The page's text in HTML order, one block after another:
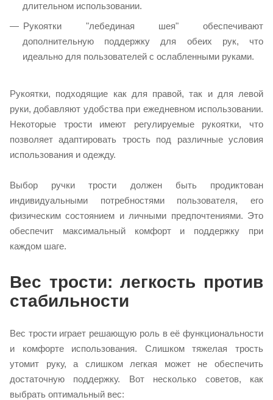
длительном использовании.
Рукоятки "лебединая шея" обеспечивают
дополнительную поддержку для обеих рук, что
идеально для пользователей с ослабленными руками.
Рукоятки, подходящие как для правой, так и для левой
руки, добавляют удобства при ежедневном использовании.
Некоторые трости имеют регулируемые рукоятки, что
позволяет адаптировать трость под различные условия
использования и одежду.
Выбор ручки трости должен быть продиктован
индивидуальными потребностями пользователя, его
физическим состоянием и личными предпочтениями. Это
обеспечит максимальный комфорт и поддержку при
каждом шаге.
Вес трости: легкость против
стабильности
Вес трости играет решающую роль в её функциональности
и комфорте использования. Слишком тяжелая трость
утомит руку, а слишком легкая может не обеспечить
достаточную поддержку. Вот несколько советов, как
выбрать оптимальный вес: